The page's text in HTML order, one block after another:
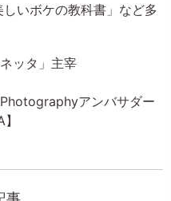
いボケの教科書」など多
ッタ」主宰
アンバサダー